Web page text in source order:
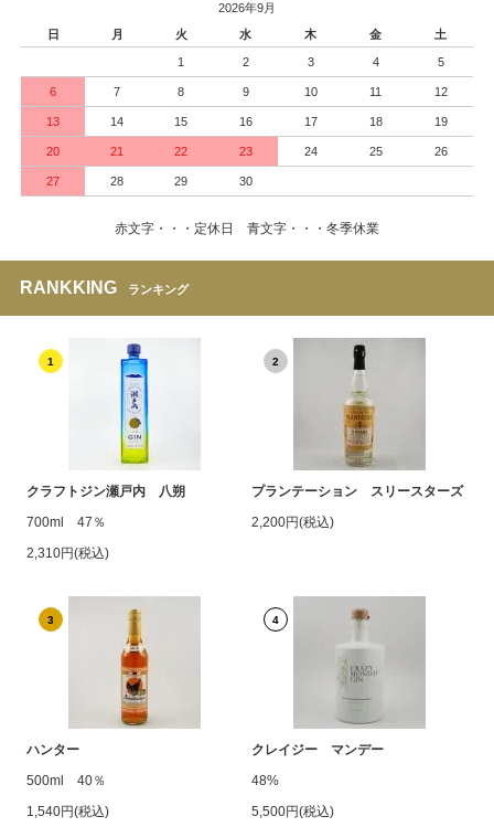
2026年9月
日
月 火 水 木 金 土
1 2 3 4 5
6 7 8 9 10 11 12
13 14 15 16 17 18 19
20 21 22 23 24 25 26
27 28 29 30
赤文字・・・定休日 青文字・・・冬季休業
RANKKING ランキング
1
クラフトジン瀬戸内 八朔
700ml 47％
2,310円(税込)
2
プランテーション スリースターズ
2,200円(税込)
3
ハンター
500ml 40％
1,540円(税込)
4
クレイジー マンデー
48%
5,500円(税込)